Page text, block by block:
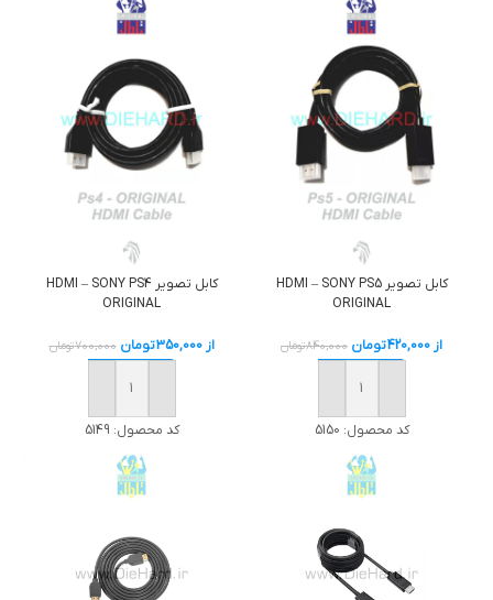
کابل تصوير HDMI – SONY PS5
ORIGINAL
از420,000تومان 840,000تومان
خرید
کد محصول: 5150
کابل تصوير HDMI – SONY PS4
ORIGINAL
از350,000تومان 700,000تومان
خرید
کد محصول:5149